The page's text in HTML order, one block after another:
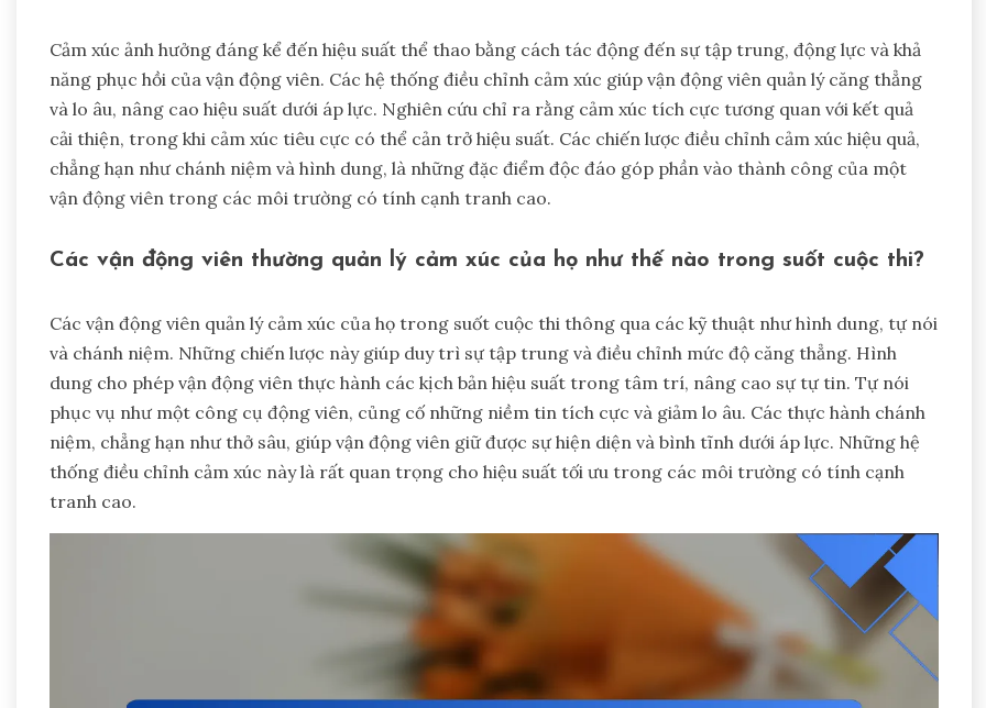
Cảm xúc ảnh hưởng đáng kể đến hiệu suất thể thao bằng cách tác động đến sự tập trung, động lực và khả
năng phục hồi của vận động viên. Các hệ thống điều chỉnh cảm xúc giúp vận động viên quản lý căng thẳng
và lo âu, nâng cao hiệu suất dưới áp lực. Nghiên cứu chỉ ra rằng cảm xúc tích cực tương quan với kết quả
cải thiện, trong khi cảm xúc tiêu cực có thể cản trở hiệu suất. Các chiến lược điều chỉnh cảm xúc hiệu quả,
chẳng hạn như chánh niệm và hình dung, là những đặc điểm độc đáo góp phần vào thành công của một
vận động viên trong các môi trường có tính cạnh tranh cao.
Các vận động viên thường quản lý cảm xúc của họ như thế nào trong suốt cuộc thi?
Các vận động viên quản lý cảm xúc của họ trong suốt cuộc thi thông qua các kỹ thuật như hình dung, tự nói
và chánh niệm. Những chiến lược này giúp duy trì sự tập trung và điều chỉnh mức độ căng thẳng. Hình
dung cho phép vận động viên thực hành các kịch bản hiệu suất trong tâm trí, nâng cao sự tự tin. Tự nói
phục vụ như một công cụ động viên, củng cố những niềm tin tích cực và giảm lo âu. Các thực hành chánh
niệm, chẳng hạn như thở sâu, giúp vận động viên giữ được sự hiện diện và bình tĩnh dưới áp lực. Những hệ
thống điều chỉnh cảm xúc này là rất quan trọng cho hiệu suất tối ưu trong các môi trường có tính cạnh
tranh cao.